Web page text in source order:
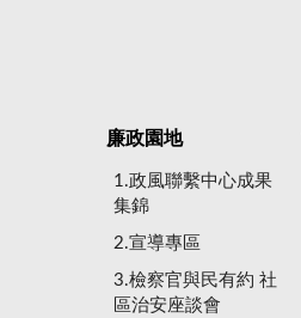
廉政園地
1.政風聯繫中心成果
集錦
2.宣導專區
3.檢察官與民有約 社
區治安座談會